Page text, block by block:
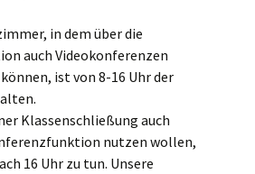
in dem über die
auch Videokonferenzen
ist von 8-16 Uhr der
Klassenschließung auch
nutzen wollen,
16 Uhr zu tun. Unsere